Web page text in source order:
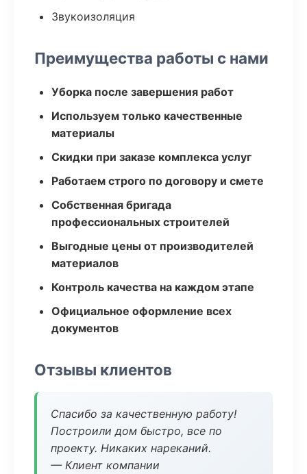
Звукоизоляция
Преимущества работы с нами
Уборка после завершения работ
Используем только качественные
материалы
Скидки при заказе комплекса услуг
Работаем строго по договору и смете
Собственная бригада
профессиональных строителей
Выгодные цены от производителей
материалов
Контроль качества на каждом этапе
Официальное оформление всех
документов
Отзывы клиентов
Спасибо за качественную работу!
Построили дом быстро, все по
проекту. Никаких нареканий.
— Клиент компании